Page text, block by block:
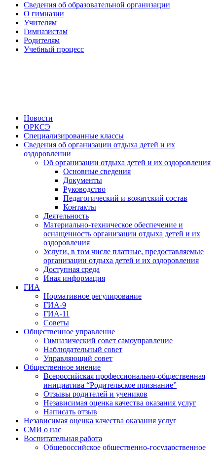
Сведения об образовательной организации
О гимназии
Учителям
Гимназистам
Родителям
Учебный процесс
Новости
ОРКСЭ
Специализированные классы
Сведения об организации отдыха детей и их
оздоровлении
Об организации отдыха детей и их оздоровления
Основные сведения
Документы
Руководство
Педагогический и вожатский состав
Контакты
Деятельность
Материально-техническое обеспечение и
оснащенность организации отдыха детей и их
оздоровления
Услуги, в том числе платные, предоставляемые
организации отдыха детей и их оздоровления
Доступная среда
Иная информация
ГИА
Нормативное регулирование
ГИА-9
ГИА-11
Советы
Общественное управление
Гимназический совет самоуправление
Наблюдательный совет
Управляющий совет
Общественное мнение
Всероссийская профессионально-общественная
инициатива “Родительское признание”
Отзывы родителей и учеников
Независимая оценка качества оказания услуг
Написать отзыв
Независимая оценка качества оказания услуг
СМИ о нас
Воспитательная работа
Общероссийское общественно-государственное